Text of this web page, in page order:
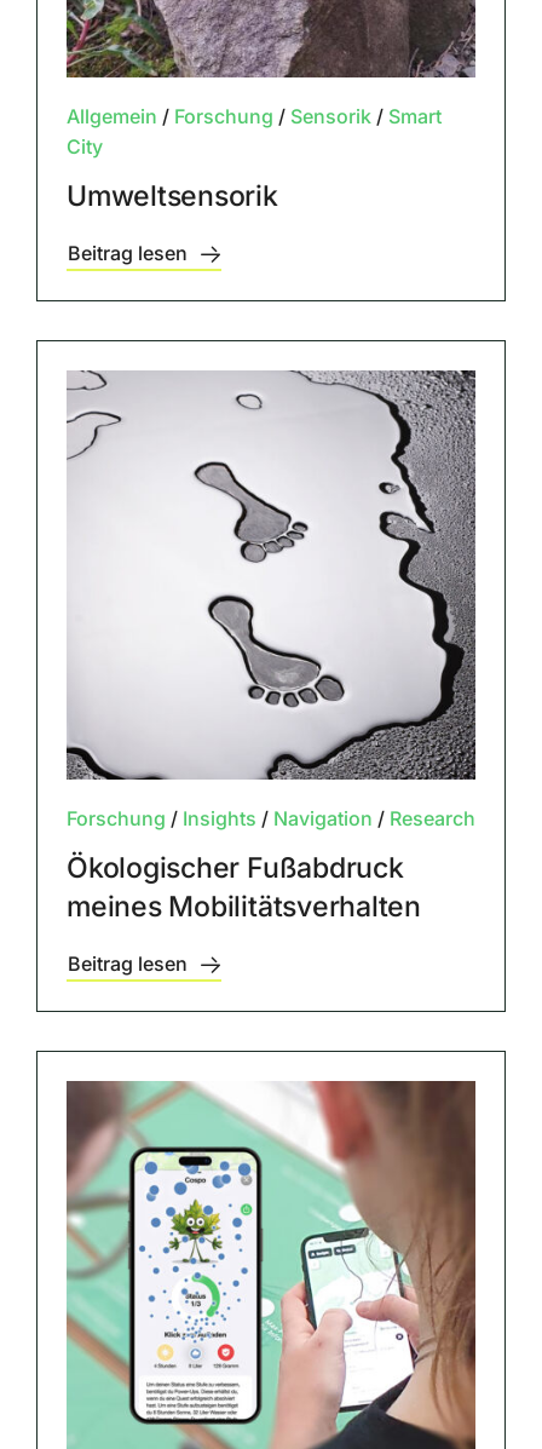
Allgemein / Forschung / Sensorik/ Smart
City
Umweltsensorik
Beitrag lesen
Forschung / Insights / Navigation / Research
Ökologischer Fußabdruck
meines Mobilitätsverhalten
Beitrag lesen